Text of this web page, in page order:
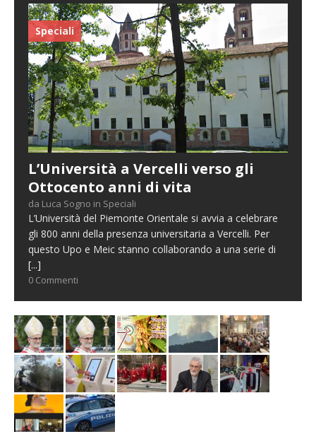
Speciali
L’Università a Vercelli verso gli
Ottocento anni di vita
da Luca Sogno in Speciali
L’Università del Piemonte Orientale si avvia a celebrare
gli 800 anni della presenza universitaria a Vercelli. Per
questo Upo e Meic stanno collaborando a una serie di
[...]
0 Commenti